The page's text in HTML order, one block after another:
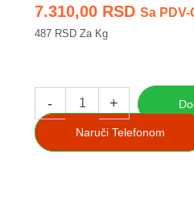
7.310,00 RSD Sa PDV-
487 RSD Za Kg
-
Cat
Salmon
&
+
Naruči Telefonom